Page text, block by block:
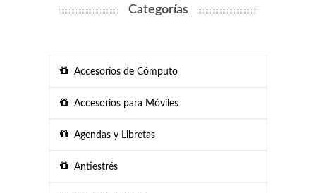
Categorías
Accesorios de Cómputo
Accesorios para Móviles
Agendas y Libretas
Antiestrés